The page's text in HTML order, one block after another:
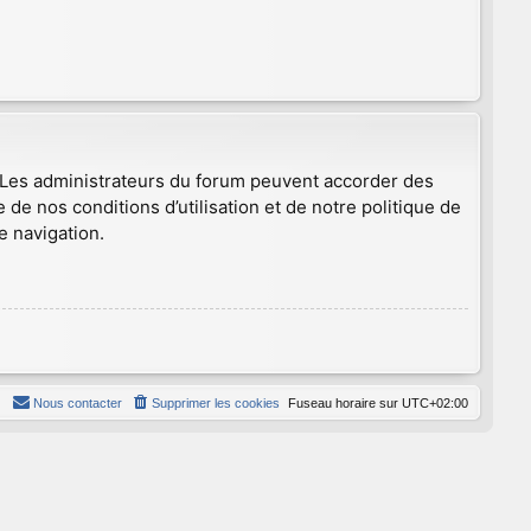
administrateurs du forum peuvent accorder des
nos conditions d’utilisation et de notre politique de
navigation.
Fuseau horaire sur UTC+02:00
Supprimer les cookies
Nous contacter